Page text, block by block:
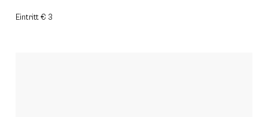
Eintritt € 3